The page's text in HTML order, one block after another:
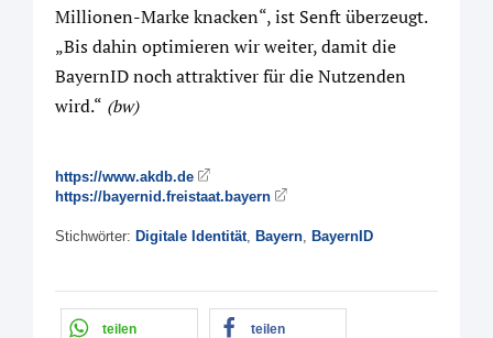
Millionen-Marke knacken“, ist Senft überzeugt.
„Bis dahin optimieren wir weiter, damit die
BayernID noch attraktiver für die Nutzenden
wird.“ (bw)
https://www.akdb.de
https://bayernid.freistaat.bayern
Stichwörter: Digitale Identität Bayern BayernID
teilen teilen